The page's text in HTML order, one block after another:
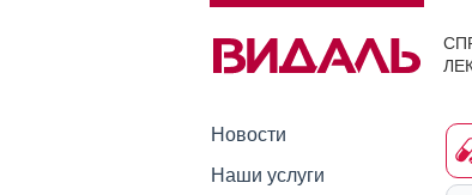
Новости
Наши услуги